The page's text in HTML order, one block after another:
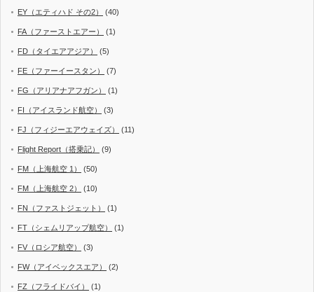
EY（エティハド その2） (40)
FA（ファーストエアー） (1)
FD（タイエアアジア） (5)
FE（ファーイースタン） (7)
FG（アリアナアフガン） (1)
FI（アイスランド航空） (3)
FJ（フィジーエアウェイズ） (11)
Flight Report（搭乗記） (9)
FM（上海航空 1） (50)
FM（上海航空 2） (10)
FN（ファストジェット） (1)
FT（シェムリアップ航空） (1)
FV（ロシア航空） (3)
FW（アイベックスエア） (2)
FZ（フライドバイ） (1)